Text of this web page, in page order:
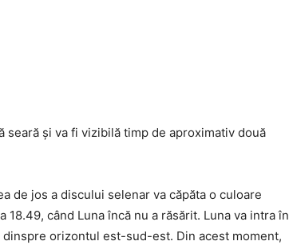
seară şi va fi vizibilă timp de aproximativ două
de jos a discului selenar va căpăta o culoare
când Luna încă nu a răsărit. Luna va intra în
orizontul est-sud-est. Din acest moment,